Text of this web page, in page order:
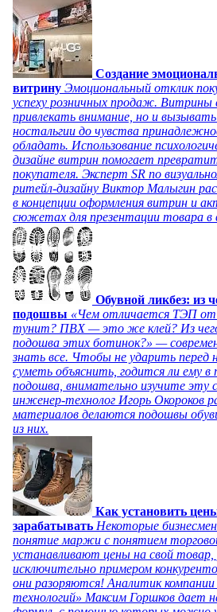
Создание
витрину Эмоциональный отклик
успеху розничных продаж. Витрины
привлекать внимание, но и
ностальгии до чувства
обладать. Использование
дизайне витрин помогает
покупателя. Эксперт SR по
ритейл-дизайну Виктор Малыгин
в концепции оформления витрин и
сюжетах для презентации товара в
Обувной ликбез: из
подошвы «Чем отличается ТЭП
тунит? ПВХ — это же клей? Из
подошва этих ботинок?» —
знать все. Чтобы не ударить перед
суметь объяснить, годится ли ему
подошва, внимательно изучите
инженер-технолог Игорь Окороков
материалов делаются подошвы
из них.
Как установить
зарабатывать Некоторые
понятие маржи с понятием
устанавливают цены на свой товар,
исключительно примером
они разоряются! Аналитик
технологий» Максим Горшков дает